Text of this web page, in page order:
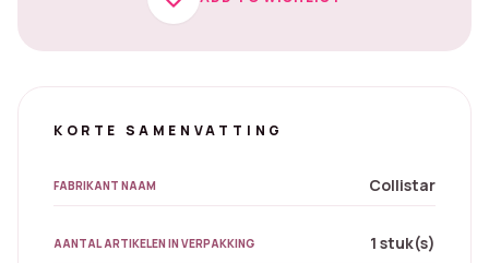
KORTE SAMENVATTING
FABRIKANT NAAM Collistar
AANTAL ARTIKELEN IN VERPAKKING 1 stuk(s)